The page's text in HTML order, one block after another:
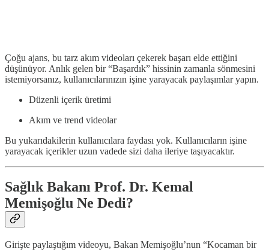
Çoğu ajans, bu tarz akım videoları çekerek başarı elde ettiğini
düşünüyor. Anlık gelen bir “Başardık” hissinin zamanla sönmesini
istemiyorsanız, kullanıcılarınızın işine yarayacak paylaşımlar yapın.
Düzenli içerik üretimi
Akım ve trend videolar
Bu yukarıdakilerin kullanıcılara faydası yok. Kullanıcıların işine
yarayacak içerikler uzun vadede sizi daha ileriye taşıyacaktır.
Sağlık Bakanı Prof. Dr. Kemal
Memişoğlu Ne Dedi?
Girişte paylaştığım videoyu, Bakan Memişoğlu’nun “Kocaman bir